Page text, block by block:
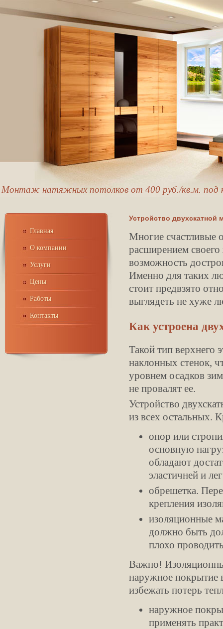
Монтаж натяжных потолков от 400 руб./кв.м. под
Главная
О компании
Услуги
Цены
Работы
Контакты
Устройство
Многие счастливые
расширением
возможность
Именно для таких
стоит предвзято
выглядеть не хуже
Как устроена
Такой тип верхнего
наклонных стенок,
уровнем осадков
не провалят ее.
Устройство
из всех остальных.
опор или
основную
обладают
эластичней и
обрешетка.
крепления
изоляционные
должно быть
плохо
Важно!
наружное покрытие
избежать потерь
наружное
применять